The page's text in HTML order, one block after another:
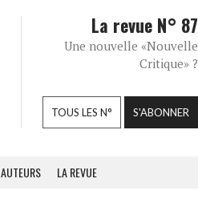
La revue N° 87
Une nouvelle «Nouvelle
Critique» ?
TOUS LES N° S'ABONNER
AUTEURS LA REVUE